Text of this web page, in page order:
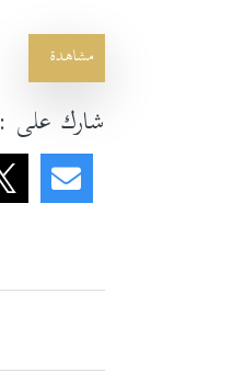
مشاهدة
شارك على :